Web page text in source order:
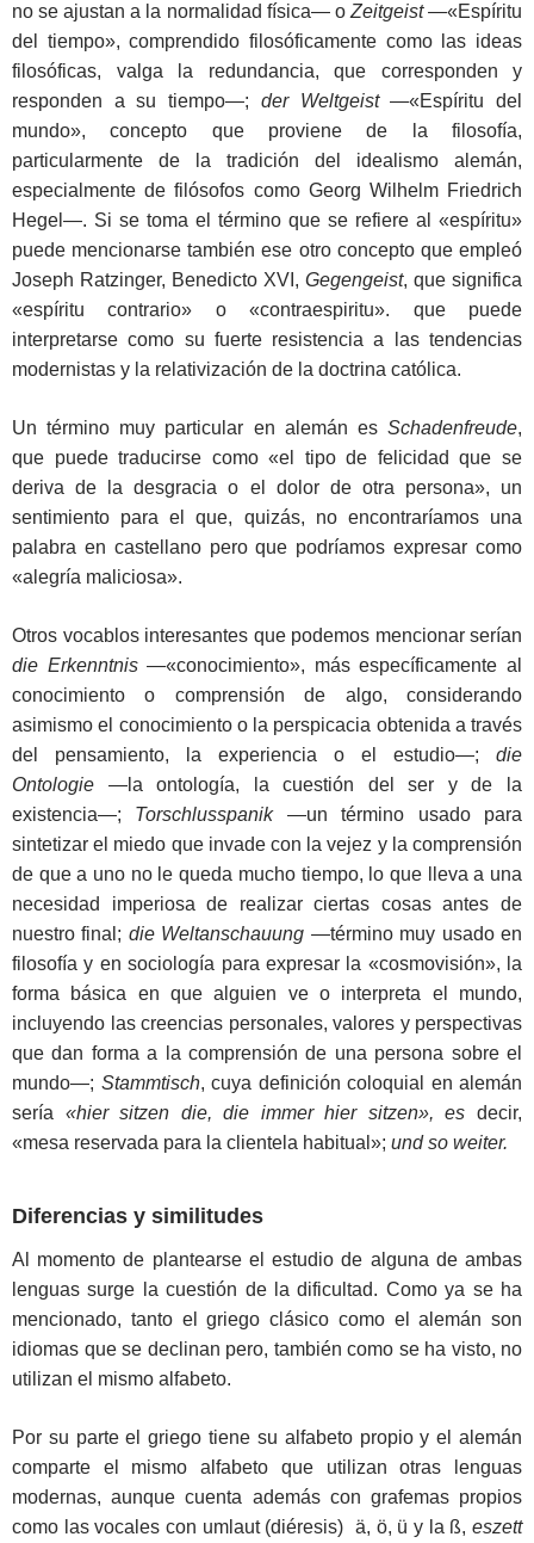
no se ajustan a la normalidad física― o Zeitgeist―«Espíritu
del tiempo», comprendido filosóficamente como las ideas
filosóficas, valga la redundancia, que corresponden y
responden a su tiempo―; der Weltgeist―«Espíritu del
mundo», concepto que proviene de la filosofía,
particularmente de la tradición del idealismo alemán,
especialmente de filósofos como Georg Wilhelm Friedrich
Hegel―. Si se toma el término que se refiere al «espíritu»
puede mencionarse también ese otro concepto que empleó
Joseph Ratzinger, Benedicto XVI, Gegengeist, que significa
«espíritu contrario» o «contraespiritu». que puede
interpretarse como su fuerte resistencia a las tendencias
modernistas y la relativización de la doctrina católica.
Un término muy particular en alemán es Schadenfreude,
que puede traducirse como «el tipo de felicidad que se
deriva de la desgracia o el dolor de otra persona», un
sentimiento para el que, quizás, no encontraríamos una
palabra en castellano pero que podríamos expresar como
«alegría maliciosa».
Otros vocablos interesantes que podemos mencionar serían
die Erkenntnis―«conocimiento», más específicamente al
conocimiento o comprensión de algo, considerando
asimismo el conocimiento o la perspicacia obtenida a través
del pensamiento, la experiencia o el estudio―; die
Ontologie ―la ontología, la cuestión del ser y de la
existencia―; Torschlusspanik―un término usado para
sintetizar el miedo que invade con la vejez y la comprensión
de que a uno no le queda mucho tiempo, lo que lleva a una
necesidad imperiosa de realizar ciertas cosas antes de
nuestro final; die Weltanschauung ―término muy usado en
filosofía y en sociología para expresar la «cosmovisión», la
forma básica en que alguien ve o interpreta el mundo,
incluyendo las creencias personales, valores y perspectivas
que dan forma a la comprensión de una persona sobre el
mundo―; Stammtisch, cuya definición coloquial en alemán
sería «hier sitzen die, die immer hier sitzen», es decir,
«mesa reservada para la clientela habitual»; und so weiter.
Diferencias y similitudes
Al momento de plantearse el estudio de alguna de ambas
lenguas surge la cuestión de la dificultad. Como ya se ha
mencionado, tanto el griego clásico como el alemán son
idiomas que se declinan pero, también como se ha visto, no
utilizan el mismo alfabeto.
Por su parte el griego tiene su alfabeto propio y el alemán
comparte el mismo alfabeto que utilizan otras lenguas
modernas, aunque cuenta además con grafemas propios
como las vocales con umlaut (diéresis) ä, ö, ü y la ß, eszett